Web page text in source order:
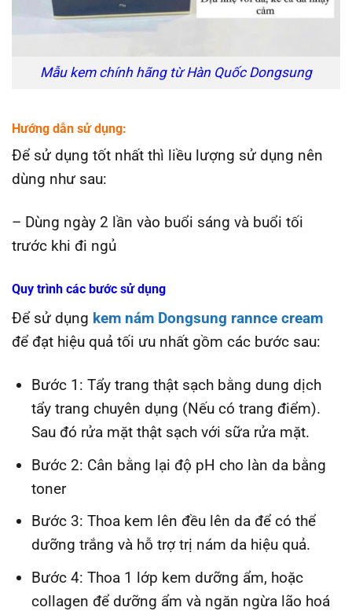
Mẫu kem chính hãng từ Hàn Quốc Dongsung
Hướng dẫn sử dụng:
Để sử dụng tốt nhất thì liều lượng sử dụng nên
dùng như sau:
– Dùng ngày 2 lần vào buổi sáng và buổi tối
trước khi đi ngủ
Quy trình các bước sử dụng
Để sử dụng kem nám Dongsung rannce cream
để đạt hiệu quả tối ưu nhất gồm các bước sau:
Bước 1: Tẩy trang thật sạch bằng dung dịch
tẩy trang chuyên dụng (Nếu có trang điểm).
Sau đó rửa mặt thật sạch với sữa rửa mặt.
Bước 2: Cân bằng lại độ pH cho làn da bằng
toner
Bước 3: Thoa kem lên đều lên da để có thể
dưỡng trắng và hỗ trợ trị nám da hiệu quả.
Bước 4: Thoa 1 lớp kem dưỡng ẩm, hoặc
collagen để dưỡng ẩm và ngăn ngừa lão hoá